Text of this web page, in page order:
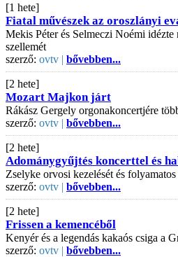
[1 hete]
Fiatal művészek az oroszlányi
Mekis Péter és Selmeczi Noémi
szellemét
szerző: ovtv | bővebben...
[2 hete]
Mozart Majkon járt
Rákász Gergely orgonakoncertjére
szerző: ovtv | bővebben...
[2 hete]
Adománygyűjtés koncerttel és
Zselyke orvosi kezelését és
szerző: ovtv | bővebben...
[2 hete]
Frissen a kemencéből
Kenyér és a legendás kakaós csiga a
szerző: ovtv | bővebben...